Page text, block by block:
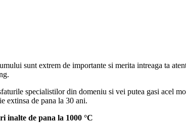
sunt extrem de importante si merita intreaga ta
specialistilor din domeniu si vei putea gasi acel
extinsa de pana la 30 ani.
inalte de pana la 1000 °C